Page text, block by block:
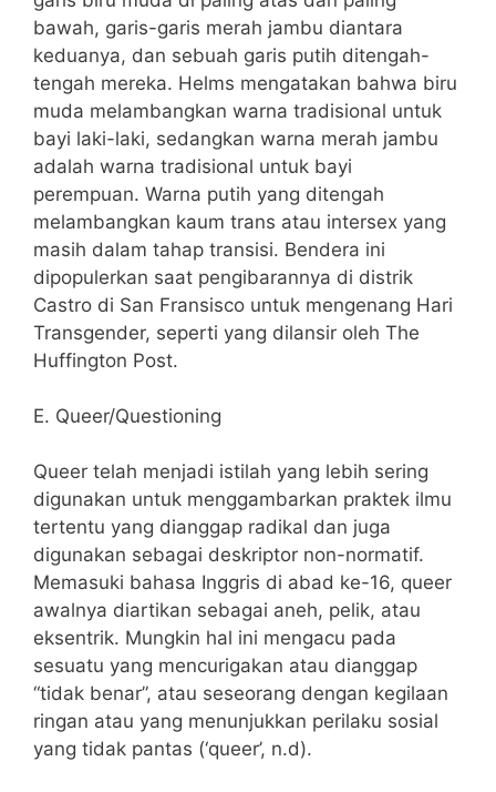
bawah, garis-garis merah jambu diantara
keduanya, dan sebuah garis putih ditengah-
tengah mereka. Helms mengatakan bahwa biru
muda melambangkan warna tradisional untuk
bayi laki-laki, sedangkan warna merah jambu
adalah warna tradisional untuk bayi
perempuan. Warna putih yang ditengah
melambangkan kaum trans atau intersex yang
masih dalam tahap transisi. Bendera ini
dipopulerkan saat pengibarannya di distrik
Castro di San Fransisco untuk mengenang Hari
Transgender, seperti yang dilansir oleh The
Huffington Post.
E. Queer/Questioning
Queer telah menjadi istilah yang lebih sering
digunakan untuk menggambarkan praktek ilmu
tertentu yang dianggap radikal dan juga
digunakan sebagai deskriptor non-normatif.
Memasuki bahasa Inggris di abad ke-16, queer
awalnya diartikan sebagai aneh, pelik, atau
eksentrik. Mungkin hal ini mengacu pada
sesuatu yang mencurigakan atau dianggap
“tidak benar”, atau seseorang dengan kegilaan
ringan atau yang menunjukkan perilaku sosial
yang tidak pantas (‘queer’, n.d).